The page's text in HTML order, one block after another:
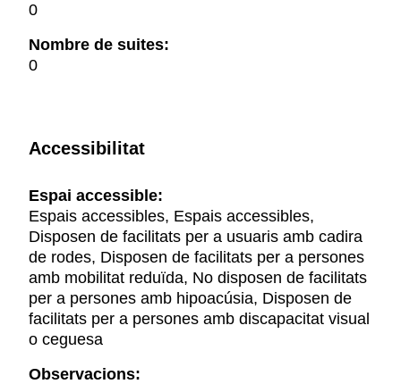
0
Nombre de suites:
0
Accessibilitat
Espai accessible:
Espais accessibles, Espais accessibles,
Disposen de facilitats per a usuaris amb cadira
de rodes, Disposen de facilitats per a persones
amb mobilitat reduïda, No disposen de facilitats
per a persones amb hipoacúsia, Disposen de
facilitats per a persones amb discapacitat visual
o ceguesa
Observacions: